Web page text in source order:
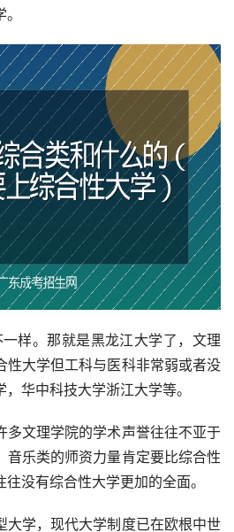
样。那就是黑龙江大学了，文理
性大学但工科与医科非常弱或者没
华中科技大学浙江大学等。
多文理学院的学术声誉往往不亚于
音乐类的师资力量肯定要比综合性
没有综合性大学更加的全面。
大学，现代大学制度已在欧根中世